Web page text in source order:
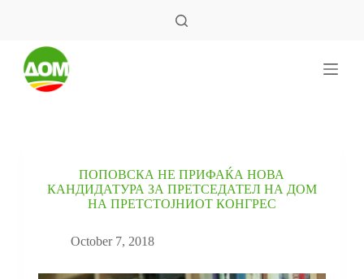
ПОПОВСКА НЕ ПРИФАЌА НОВА
КАНДИДАТУРА ЗА ПРЕТСЕДАТЕЛ НА ДОМ
НА ПРЕТСТОЈНИОТ КОНГРЕС
October 7, 2018